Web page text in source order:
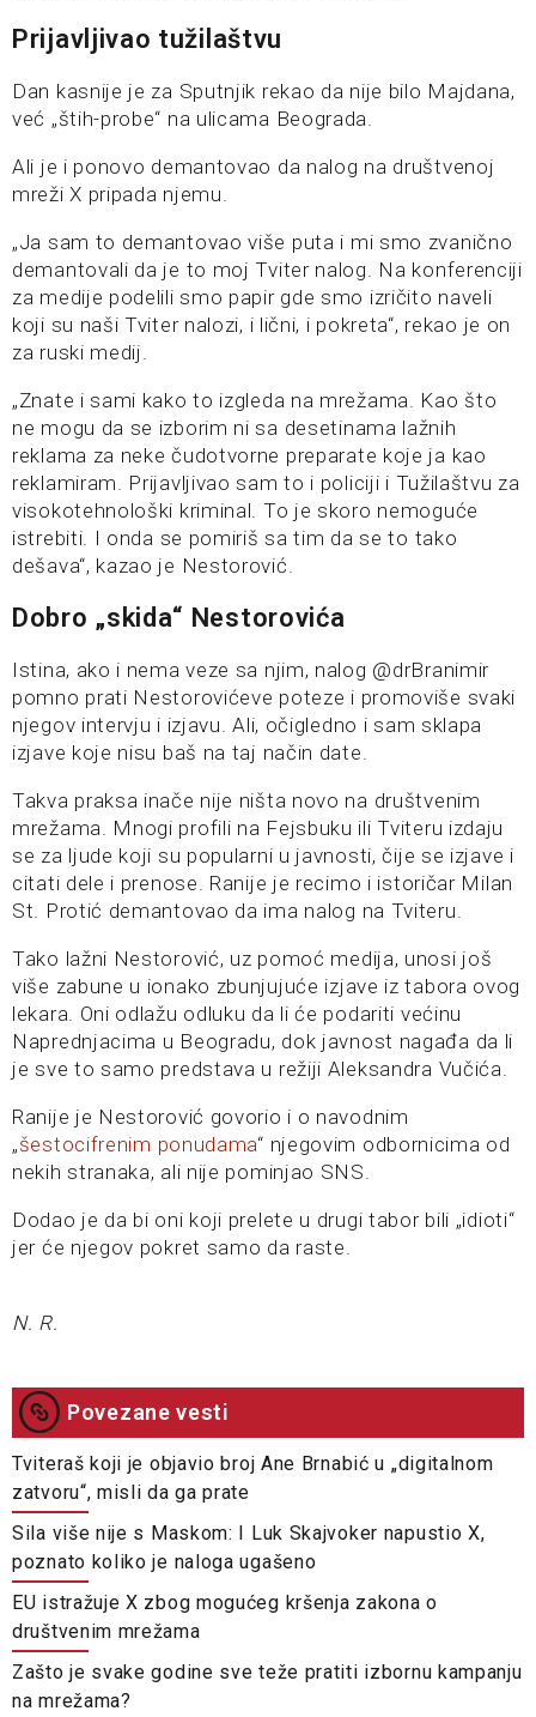
Prijavljivao tužilaštvu
Dan kasnije je za Sputnjik rekao da nije bilo Majdana,
već „štih-probe“ na ulicama Beograda.
Ali je i ponovo demantovao da nalog na društvenoj
mreži X pripada njemu.
„Ja sam to demantovao više puta i mi smo zvanično
demantovali da je to moj Tviter nalog. Na konferenciji
za medije podelili smo papir gde smo izričito naveli
koji su naši Tviter nalozi, i lični, i pokreta“, rekao je on
za ruski medij.
„Znate i sami kako to izgleda na mrežama. Kao što
ne mogu da se izborim ni sa desetinama lažnih
reklama za neke čudotvorne preparate koje ja kao
reklamiram. Prijavljivao sam to i policiji i Tužilaštvu za
visokotehnološki kriminal. To je skoro nemoguće
istrebiti. I onda se pomiriš sa tim da se to tako
dešava“, kazao je Nestorović.
Dobro „skida“ Nestorovića
Istina, ako i nema veze sa njim, nalog @‌drBranimir
pomno prati Nestorovićeve poteze i promoviše svaki
njegov intervju i izjavu. Ali, očigledno i sam sklapa
izjave koje nisu baš na taj način date.
Takva praksa inače nije ništa novo na društvenim
mrežama. Mnogi profili na Fejsbuku ili Tviteru izdaju
se za ljude koji su popularni u javnosti, čije se izjave i
citati dele i prenose. Ranije je recimo i istoričar Milan
St. Protić demantovao da ima nalog na Tviteru.
Tako lažni Nestorović, uz pomoć medija, unosi još
više zabune u ionako zbunjujuće izjave iz tabora ovog
lekara. Oni odlažu odluku da li će podariti većinu
Naprednjacima u Beogradu, dok javnost nagađa da li
je sve to samo predstava u režiji Aleksandra Vučića.
Ranije je Nestorović govorio i o navodnim
„šestocifrenim ponudama“ njegovim odbornicima od
nekih stranaka, ali nije pominjao SNS.
Dodao je da bi oni koji prelete u drugi tabor bili „idioti“
jer će njegov pokret samo da raste.
N. R.
Povezane vesti
Tviteraš koji je objavio broj Ane Brnabić u „digitalnom
zatvoru“, misli da ga prate
Sila više nije s Maskom: I Luk Skajvoker napustio X,
poznato koliko je naloga ugašeno
EU istražuje X zbog mogućeg kršenja zakona o
društvenim mrežama
Zašto je svake godine sve teže pratiti izbornu kampanju
na mrežama?